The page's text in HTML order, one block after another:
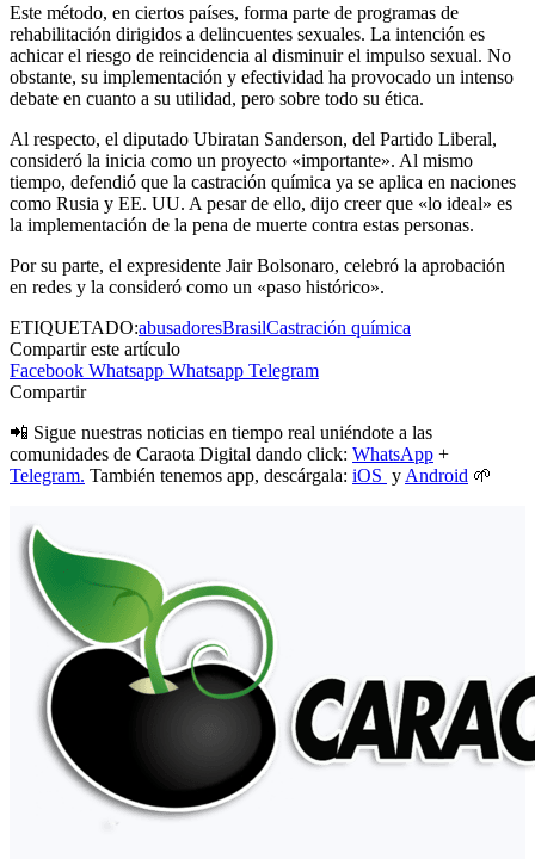
Este método, en ciertos países, forma parte de programas de
rehabilitación dirigidos a delincuentes sexuales. La intención es
achicar el riesgo de reincidencia al disminuir el impulso sexual. No
obstante, su implementación y efectividad ha provocado un intenso
debate en cuanto a su utilidad, pero sobre todo su ética.
Al respecto, el diputado Ubiratan Sanderson, del Partido Liberal,
consideró la inicia como un proyecto «importante». Al mismo
tiempo, defendió que la castración química ya se aplica en naciones
como Rusia y EE. UU. A pesar de ello, dijo creer que «lo ideal» es
la implementación de la pena de muerte contra estas personas.
Por su parte, el expresidente Jair Bolsonaro, celebró la aprobación
en redes y la consideró como un «paso histórico».
ETIQUETADO:abusadoresBrasilCastración química
Compartir este artículo
Facebook Whatsapp Whatsapp Telegram
Compartir
📲 Sigue nuestras noticias en tiempo real uniéndote a las
comunidades de Caraota Digital dando click: WhatsApp +
Telegram. También tenemos app, descárgala: iOS y Android 🌱